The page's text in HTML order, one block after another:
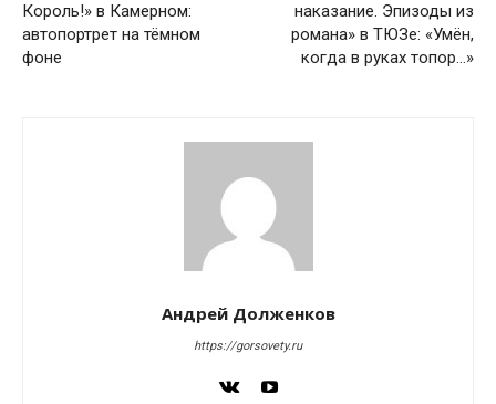
Король!» в Камерном:
автопортрет на тёмном
фоне
наказание. Эпизоды из
романа» в ТЮЗе: «Умён,
когда в руках топор…»
Андрей Долженков
https://gorsovety.ru